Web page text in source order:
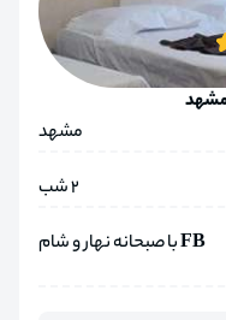
مشهد
مشهد
2 شب
FB با صبحانه نهار و شام